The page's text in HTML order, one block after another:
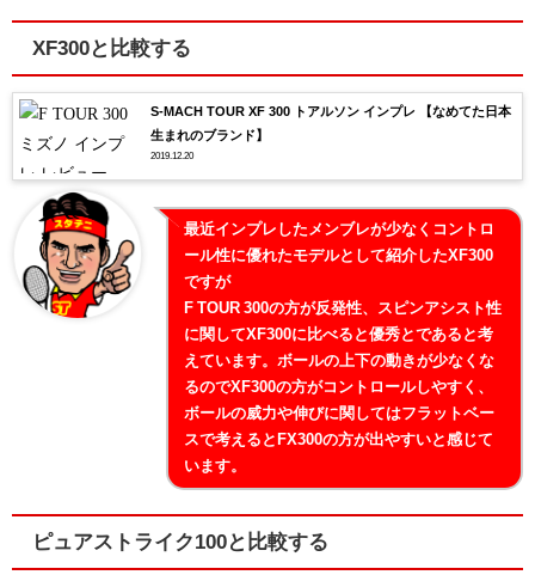
XF300と比較する
S-MACH TOUR XF 300 トアルソン インプレ 【なめてた日本
生まれのブランド】
2019.12.20
最近インプレしたメンブレが少なくコントロ
ール性に優れたモデルとして紹介したXF300
ですが
F TOUR 300の方が反発性、スピンアシスト性
に関してXF300に比べると優秀とであると考
えています。ボールの上下の動きが少なくな
るのでXF300の方がコントロールしやすく、
ボールの威力や伸びに関してはフラットベー
スで考えるとFX300の方が出やすいと感じて
います。
ピュアストライク100と比較する